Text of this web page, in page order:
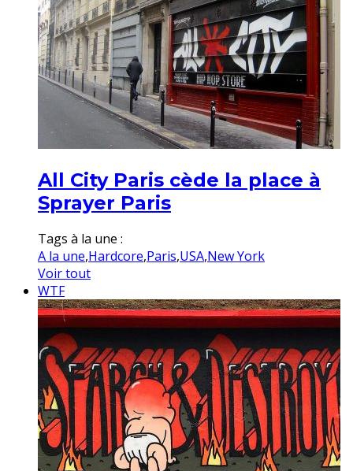
All City Paris cède la place à
Sprayer Paris
Tags à la une :
A la une,Hardcore,Paris,USA,New York
Voir tout
WTF